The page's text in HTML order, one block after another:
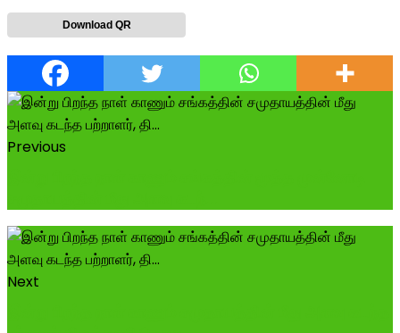
Download QR
Previous
Next